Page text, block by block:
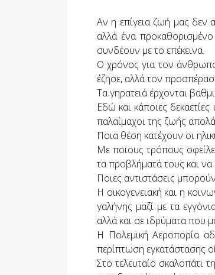
Αν η επίγεια ζωή μας δεν
αλλά ένα
συνδέουν με το επέκεινα.
Ο χρόνος για τον άνθρωπο
έζησε, αλλά τον
Τα γηρατειά έρχονται
Εδώ και κάποιες
παλαίμαχοι της ζωής
Ποια θέση κατέχουν οι
Με ποιους τρόπους
τα προβλήματά τους και
Ποιες αντιστάσεις
Η οικογενειακή και η
γαλήνης μαζί με τα
αλλά και σε ιδρύματα που
Η Πολεμική Αεροπορία
περίπτωση εγκατάστασης
Στο τελευταίο σκαλοπάτι